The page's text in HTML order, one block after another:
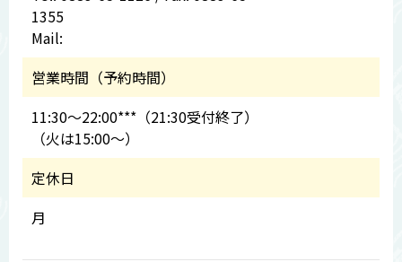
1355
Mail:
営業時間（予約時間）
11:30～22:00***（21:30受付終了）
（火は15:00～）
定休日
月